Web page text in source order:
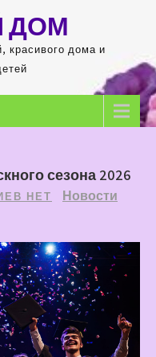
ДОМ
красивого дома и
сезона 2026
НЕТ
Новости